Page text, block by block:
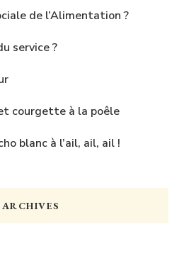
de l’Alimentation ?
service ?
courgette à la poêle
blanc à l’ail, ail, ail !
ARCHIVES